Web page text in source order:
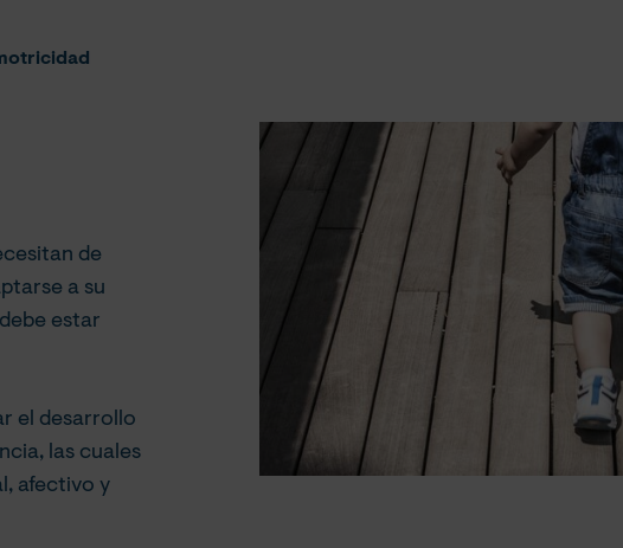
de
a su
estar
el desarrollo
las cuales
afectivo y